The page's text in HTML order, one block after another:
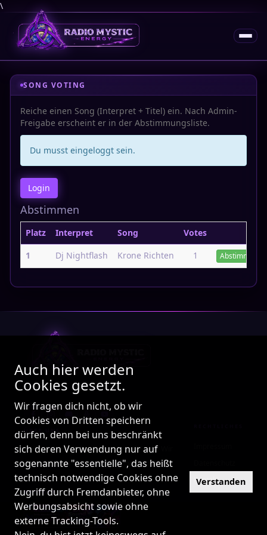
Auch hier werden
Cookies gesetzt.
Wir fragen dich nicht, ob wir
Cookies von Dritten speichern
dürfen, denn bei uns beschränkt
sich deren Verwendung nur auf
sogenannte "essentielle", das heißt
technisch notwendige Cookies ohne
Zugriff durch Fremdanbieter, ohne
Werbungsabsicht sowie ohne
externe Tracking-Tools.
Verstanden
\
SONG VOTING
Reiche einen Song (Interpret + Titel) ein. Nach Admin-
Freigabe erscheint er in der Abstimmungsliste.
Du musst eingeloggt sein.
Login
Abstimmen
Platz Interpret Song
Votes
1
Dj Nightflash Krone Richten 1 Abstimmen
ÜBER UNS
24/7 Internetradio mit Herz und Seele. Wir
sind mehr als nur ein Radio – wir sind eine
Familie!
Kontakt
PARTNER